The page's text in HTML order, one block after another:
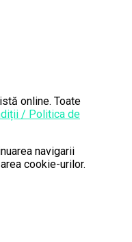
online. Toate
/ Politica de
navigarii
cookie-urilor.